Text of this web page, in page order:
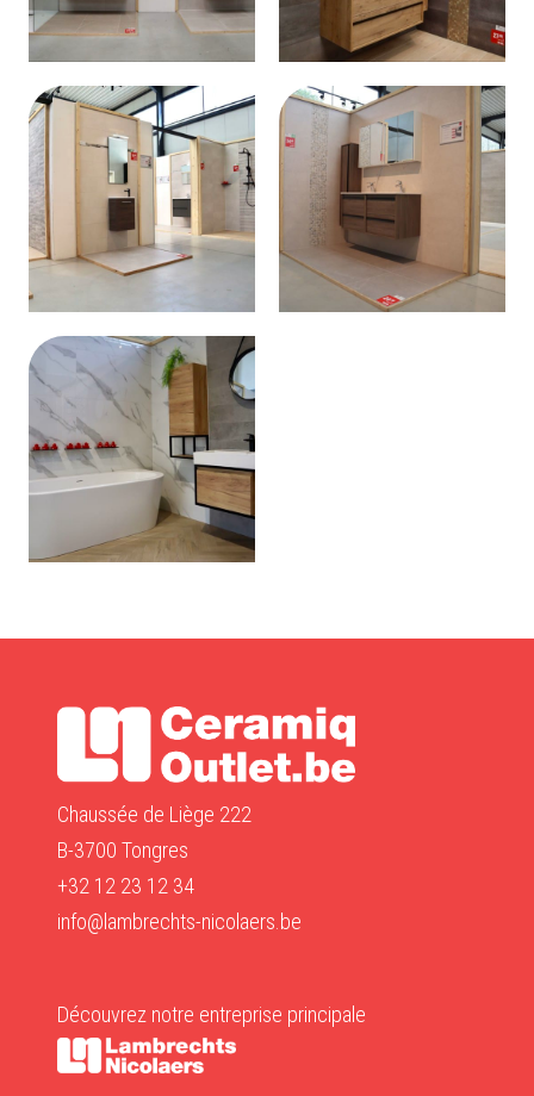
Chaussée de Liège 222
B-3700 Tongres
+32 12 23 12 34
info@lambrechts-nicolaers.be
Découvrez notre entreprise principale